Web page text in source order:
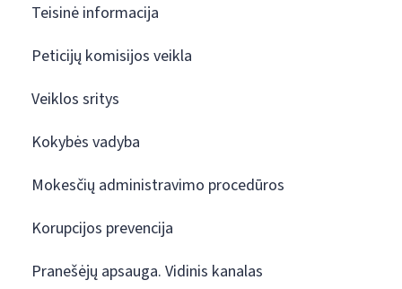
Teisinė informacija
Peticijų komisijos veikla
Veiklos sritys
Kokybės vadyba
Mokesčių administravimo procedūros
Korupcijos prevencija
Pranešėjų apsauga. Vidinis kanalas